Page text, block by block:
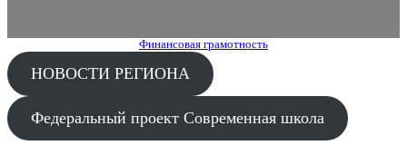
Финансовая грамотность
НОВОСТИ РЕГИОНА
Федеральный проект Современная школа